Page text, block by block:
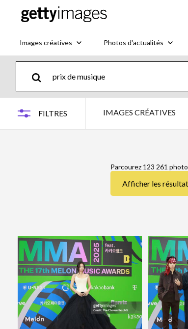
Images créatives Photos d'actualités
FILTRES IMAGES CRÉATIVES
Parcourez 123 261
Afficher les